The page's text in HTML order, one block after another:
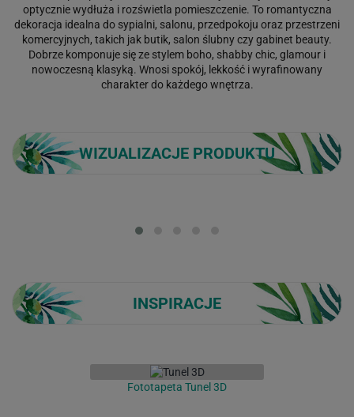
optycznie wydłuża i rozświetla pomieszczenie. To romantyczna
dekoracja idealna do sypialni, salonu, przedpokoju oraz przestrzeni
komercyjnych, takich jak butik, salon ślubny czy gabinet beauty.
Dobrze komponuje się ze stylem boho, shabby chic, glamour i
nowoczesną klasyką. Wnosi spokój, lekkość i wyrafinowany
charakter do każdego wnętrza.
WIZUALIZACJE PRODUKTU
INSPIRACJE
Fototapeta Tunel 3D